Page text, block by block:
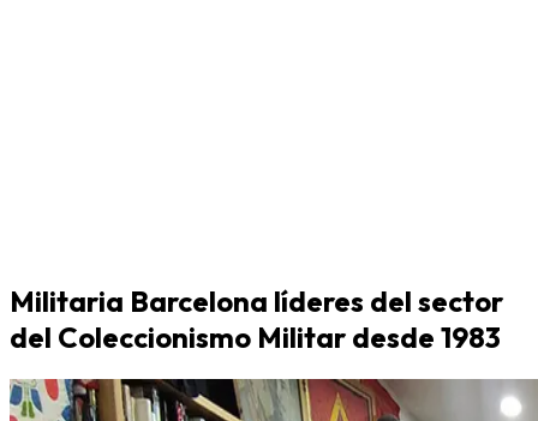
Militaria Barcelona líderes del sector
del Coleccionismo Militar desde 1983